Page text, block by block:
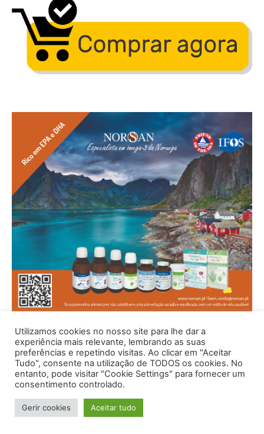
© 1996 - 2026 -Saúde e Bem Estar - Hosted and Designed By
Utilizamos cookies no nosso site para lhe dar a
experiência mais relevante, lembrando as suas
preferências e repetindo visitas. Ao clicar em "Aceitar
Tudo", consente na utilização de TODOS os cookies. No
entanto, pode visitar "Cookie Settings" para fornecer um
consentimento controlado.
Gerir cookies Aceitar tudo